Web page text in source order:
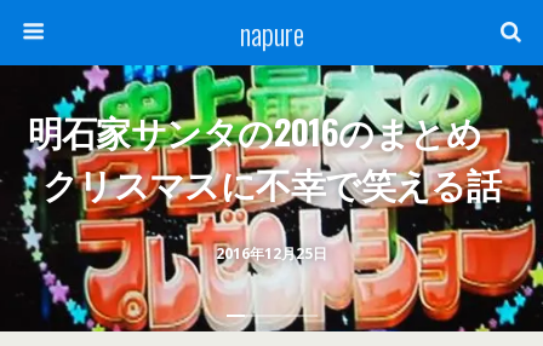
napure
2016年12月25日
明石家サンタの2016のまとめ
クリスマスに不幸で笑える話